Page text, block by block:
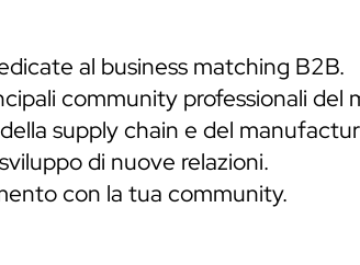
al business matching B2B.
community professionali del
supply chain e del
di nuove relazioni.
con la tua community.